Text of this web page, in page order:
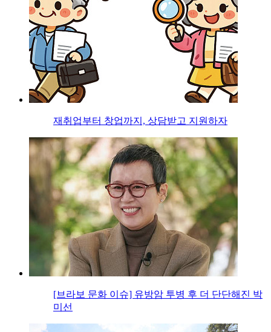
재취업부터 창업까지, 상담받고 지원하자
[브라보 문화 이슈] 유방암 투병 후 더 단단해진 박
미선